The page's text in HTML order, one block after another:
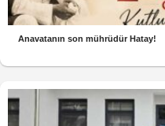
Anavatanın son mührüdür Hatay!